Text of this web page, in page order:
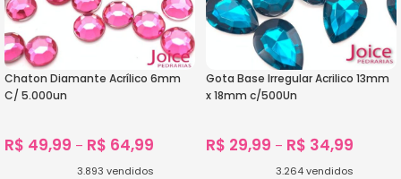
Chaton Diamante Acrílico 6mm
C/ 5.000un
R$ 49,99 – R$ 64,99
3.893 vendidos
Gota Base Irregular Acrilico 13mm
x 18mm c/500Un
R$ 29,99 – R$ 34,99
3.264vendidos